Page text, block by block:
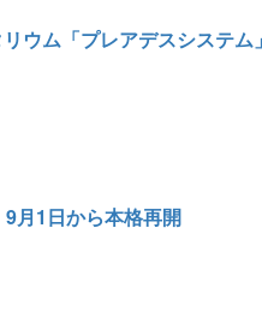
ウム「プレアデスシステム
月1日から本格再開